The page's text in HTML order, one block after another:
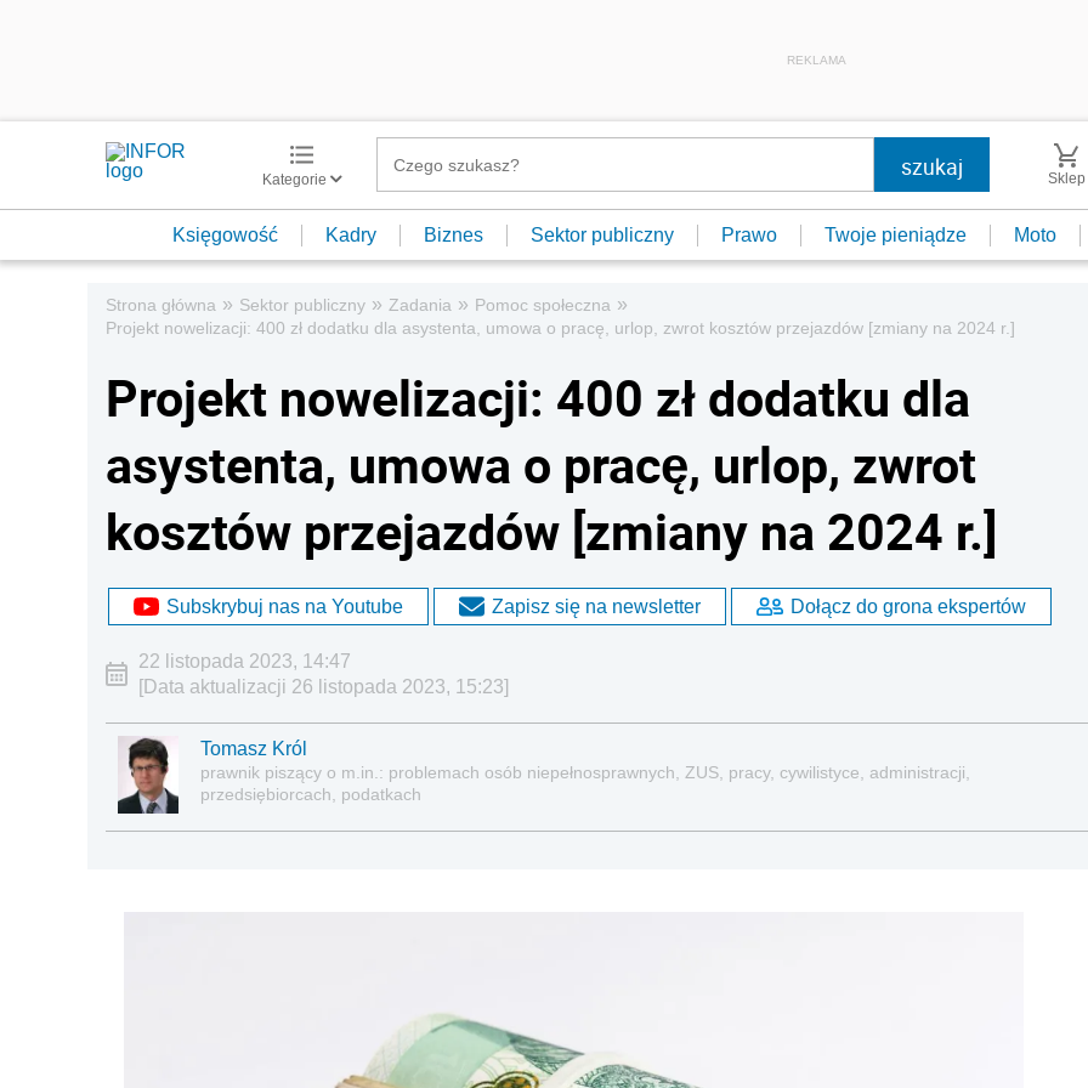
REKLAMA
Kategorie Sklep
Księgowość Kadry Biznes Sektor publiczny Prawo Twoje pieniądze Moto
Strona główna » Sektor publiczny » Zadania » Pomoc społeczna »
Projekt nowelizacji: 400 zł dodatku dla asystenta, umowa o pracę, urlop, zwrot kosztów przejazdów [zmiany na 2024 r.]
Projekt nowelizacji: 400 zł dodatku dla
asystenta, umowa o pracę, urlop, zwrot
kosztów przejazdów [zmiany na 2024 r.]
Subskrybuj nas na Youtube Zapisz się na newsletter Dołącz do grona ekspertów
22 listopada 2023, 14:47
[Data aktualizacji 26 listopada 2023, 15:23]
Tomasz Król
prawnik piszący o m.in.: problemach osób niepełnosprawnych, ZUS, pracy, cywilistyce, administracji,
przedsiębiorcach, podatkach